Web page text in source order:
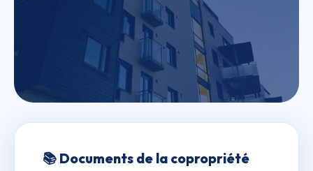
KRYSTOR - MS27845
📚 Documents de la copropriété